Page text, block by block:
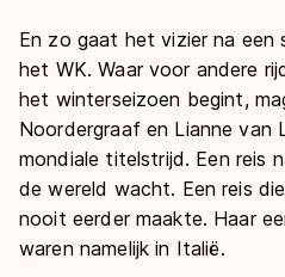
En zo gaat het vizier na een
het WK. Waar voor andere
het winterseizoen begint,
Noordergraaf en Lianne van
mondiale titelstrijd. Een reis
de wereld wacht. Een reis
nooit eerder maakte. Haar
waren namelijk in Italië.